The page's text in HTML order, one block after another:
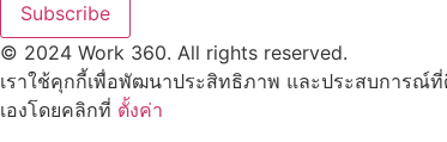
Subscribe
© 2024 Work 360. All rights reserved.
เราใช้คุกกี้เพื่อพัฒนาประสิทธิภาพ และประสบการณ์
เองโดยคลิกที่ ตั้งค่า